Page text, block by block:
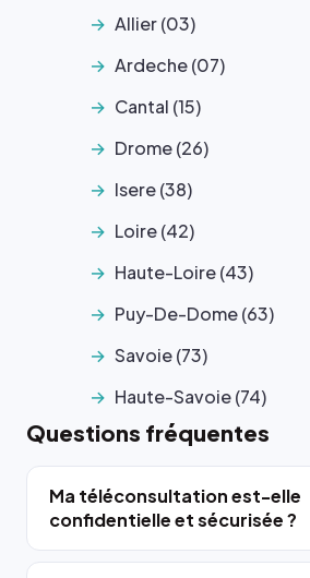
Allier (03)
Ardeche (07)
Cantal (15)
Drome (26)
Isere (38)
Loire (42)
Haute-Loire (43)
Puy-De-Dome (63)
Savoie (73)
Haute-Savoie (74)
Questions fréquentes
Ma téléconsultation est-elle
confidentielle et sécurisée ?